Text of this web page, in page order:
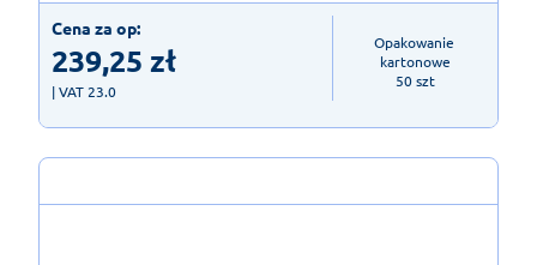
Cena za op:
239,25 zł
| VAT 23.0
Opakowanie
kartonowe
50 szt